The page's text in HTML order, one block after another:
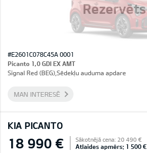
Rezervēts
#E2601C078C45A 0001
Picanto 1,0 GDI EX AMT
Signal Red (BEG),Sēdekļu auduma apdare
MAN INTERESĒ
KIA PICANTO
18 990 € Sākotnējā cena: 20 490 €
Atlaides apmērs: 1 500 €